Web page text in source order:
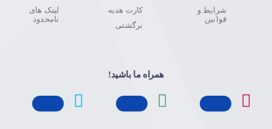
شرایط و
قوانین
کارت هدیه
برگشتی
لینک های
نامحدود
همراه ما باشید!